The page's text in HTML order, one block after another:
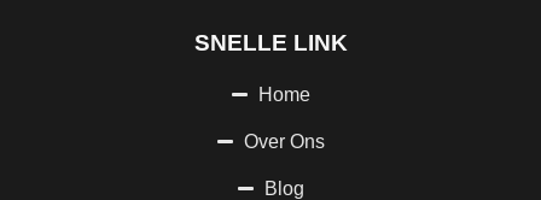
SNELLE LINK
Home
Over Ons
Blog